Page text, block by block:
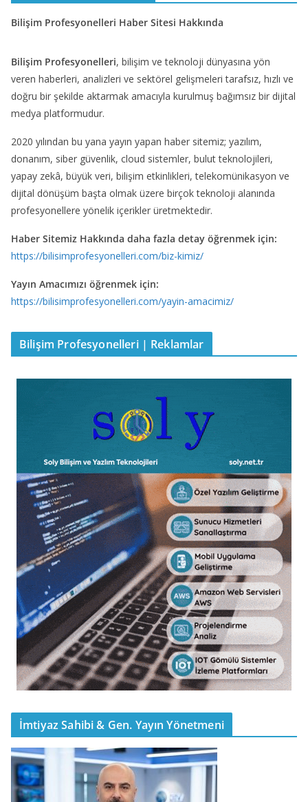
Bilişim Profesyonelleri Haber Sitesi Hakkında
Bilişim Profesyonelleri, bilişim ve teknoloji dünyasına yön
veren haberleri, analizleri ve sektörel gelişmeleri tarafsız, hızlı ve
doğru bir şekilde aktarmak amacıyla kurulmuş bağımsız bir dijital
medya platformudur.
2020 yılından bu yana yayın yapan haber sitemiz; yazılım,
donanım, siber güvenlik, cloud sistemler, bulut teknolojileri,
yapay zekâ, büyük veri, bilişim etkinlikleri, telekomünikasyon ve
dijital dönüşüm başta olmak üzere birçok teknoloji alanında
profesyonellere yönelik içerikler üretmektedir.
Haber Sitemiz Hakkında daha fazla detay öğrenmek için:
https://bilisimprofesyonelleri.com/biz-kimiz/
Yayın Amacımızı öğrenmek için:
https://bilisimprofesyonelleri.com/yayin-amacimiz/
Bilişim Profesyonelleri | Reklamlar
İmtiyaz Sahibi & Gen. Yayın Yönetmeni